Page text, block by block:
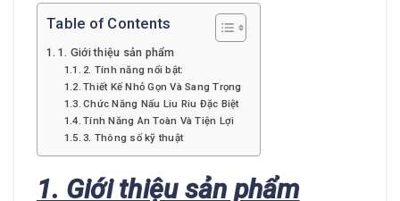
Table of Contents
1. Giới thiệu sản phẩm
2. Tính năng nổi bật:
Thiết Kế Nhỏ Gọn Và Sang Trọng
Chức Năng Nấu Liu Riu Đặc Biệt
Tính Năng An Toàn Và Tiện Lợi
3. Thông số kỹ thuật
1. Giới thiệu sản phẩm